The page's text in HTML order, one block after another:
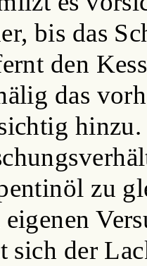
bis das
den
das
zu
eigenen
sich der